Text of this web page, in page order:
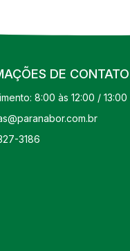
DE CONTATO
8:00 às 12:00 / 13:00
3186